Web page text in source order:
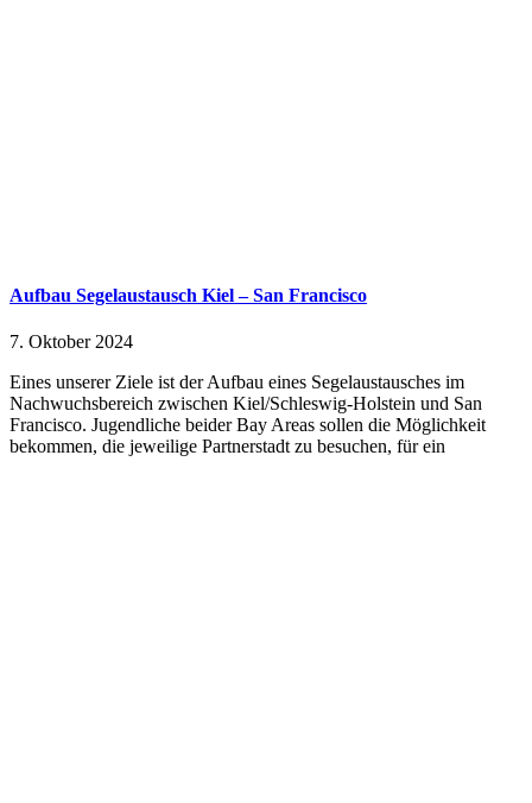
Aufbau Segelaustausch Kiel – San Francisco
7. Oktober 2024
Eines unserer Ziele ist der Aufbau eines Segelaustausches im
Nachwuchsbereich zwischen Kiel/Schleswig-Holstein und San
Francisco. Jugendliche beider Bay Areas sollen die Möglichkeit
bekommen, die jeweilige Partnerstadt zu besuchen, für ein